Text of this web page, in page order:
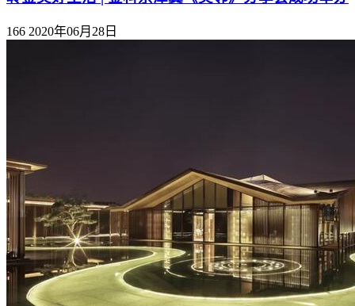
166 2020年06月28日